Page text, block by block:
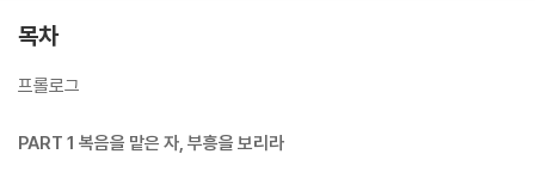
목차
프롤로그
PART 1 복음을 맡은 자, 부흥을 보리라